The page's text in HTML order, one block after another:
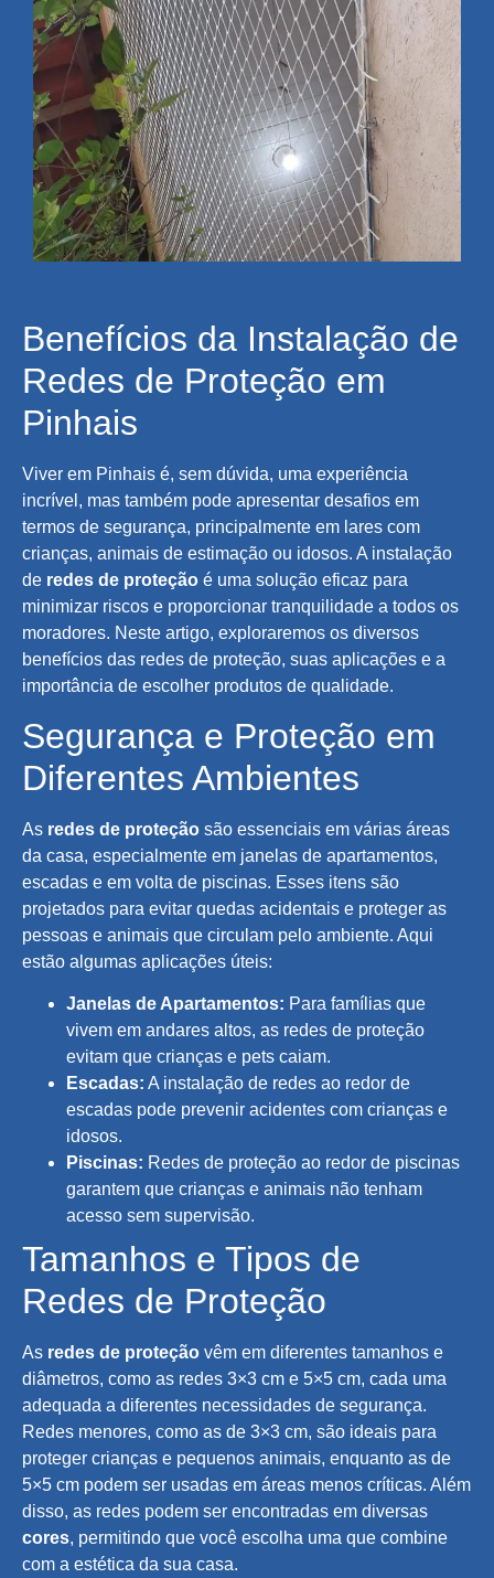
Benefícios da Instalação de
Redes de Proteção em
Pinhais
Viver em Pinhais é, sem dúvida, uma experiência
incrível, mas também pode apresentar desafios em
termos de segurança, principalmente em lares com
crianças, animais de estimação ou idosos. A instalação
de redes de proteção é uma solução eficaz para
minimizar riscos e proporcionar tranquilidade a todos os
moradores. Neste artigo, exploraremos os diversos
benefícios das redes de proteção, suas aplicações e a
importância de escolher produtos de qualidade.
Segurança e Proteção em
Diferentes Ambientes
As redes de proteção são essenciais em várias áreas
da casa, especialmente em janelas de apartamentos,
escadas e em volta de piscinas. Esses itens são
projetados para evitar quedas acidentais e proteger as
pessoas e animais que circulam pelo ambiente. Aqui
estão algumas aplicações úteis:
Janelas de Apartamentos: Para famílias que
vivem em andares altos, as redes de proteção
evitam que crianças e pets caiam.
Escadas: A instalação de redes ao redor de
escadas pode prevenir acidentes com crianças e
idosos.
Piscinas: Redes de proteção ao redor de piscinas
garantem que crianças e animais não tenham
acesso sem supervisão.
Tamanhos e Tipos de
Redes de Proteção
As redes de proteção vêm em diferentes tamanhos e
diâmetros, como as redes 3×3 cm e 5×5 cm, cada uma
adequada a diferentes necessidades de segurança.
Redes menores, como as de 3×3 cm, são ideais para
proteger crianças e pequenos animais, enquanto as de
5×5 cm podem ser usadas em áreas menos críticas. Além
disso, as redes podem ser encontradas em diversas
cores, permitindo que você escolha uma que combine
com a estética da sua casa.